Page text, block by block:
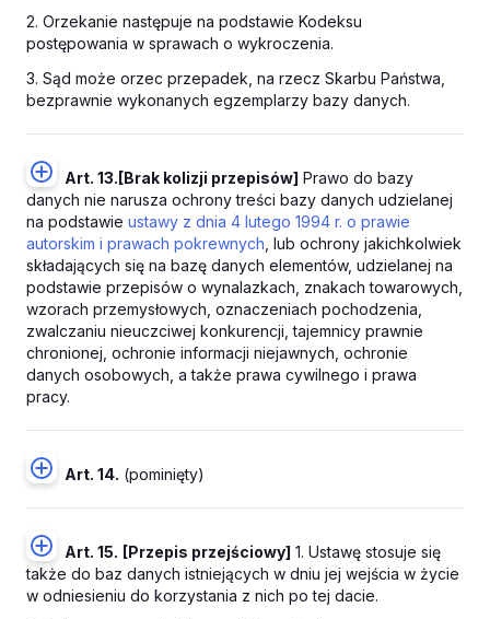
2. Orzekanie następuje na podstawie Kodeksu
postępowania w sprawach o wykroczenia.
3. Sąd może orzec przepadek, na rzecz Skarbu Państwa,
bezprawnie wykonanych egzemplarzy bazy danych.
Art. 13. [Brak kolizji przepisów] Prawo do bazy
danych nie narusza ochrony treści bazy danych udzielanej
na podstawie ustawy z dnia 4 lutego 1994 r. o prawie
autorskim i prawach pokrewnych , lub ochrony jakichkolwiek
składających się na bazę danych elementów, udzielanej na
podstawie przepisów o wynalazkach, znakach towarowych,
wzorach przemysłowych, oznaczeniach pochodzenia,
zwalczaniu nieuczciwej konkurencji, tajemnicy prawnie
chronionej, ochronie informacji niejawnych, ochronie
danych osobowych, a także prawa cywilnego i prawa
pracy.
Art. 14. (pominięty)
Art. 15. [Przepis przejściowy] 1. Ustawę stosuje się
także do baz danych istniejących w dniu jej wejścia w życie
w odniesieniu do korzystania z nich po tej dacie.